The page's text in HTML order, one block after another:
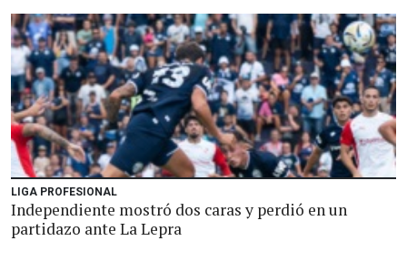
LIGA PROFESIONAL
Independiente mostró dos caras y perdió en un
partidazo ante La Lepra